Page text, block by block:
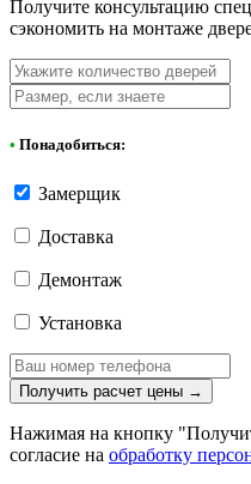
Получите консультацию
сэкономить на монтаже
• Понадобиться:
Замерщик
Доставка
Демонтаж
Установка
Получить расчет цены →
Нажимая на кнопку
согласие на обработку